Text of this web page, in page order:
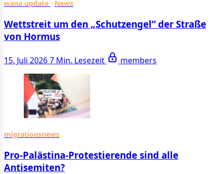
wana update News
Wettstreit um den „Schutzengel” der Straße
von Hormus
15. Juli 20267 Min. Lesezeit members
migrationsnews
Pro-Palästina-Protestierende sind alle
Antisemiten?